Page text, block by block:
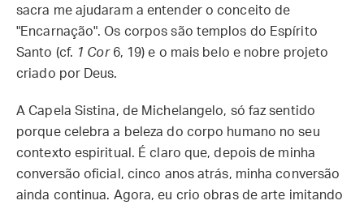
sacra me ajudaram a entender o conceito de
"Encarnação". Os corpos são templos do Espírito
Santo (cf. 1 Cor6, 19) e o mais belo e nobre projeto
criado por Deus.
A Capela Sistina, de Michelangelo, só faz sentido
porque celebra a beleza do corpo humano no seu
contexto espiritual. É claro que, depois de minha
conversão oficial, cinco anos atrás, minha conversão
ainda continua. Agora, eu crio obras de arte imitando